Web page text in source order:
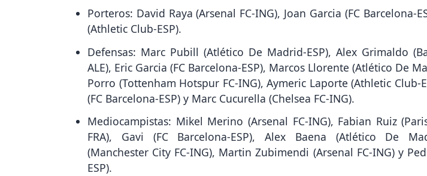
Porteros: David Raya (Arsenal FC-ING), Joan Garcia (FC Barcelona-
(Athletic Club-ESP).
Defensas: Marc Pubill (Atlético De Madrid-ESP), Alex Grimaldo
ALE), Eric Garcia (FC Barcelona-ESP), Marcos Llorente (Atlético De
Porro (Tottenham Hotspur FC-ING), Aymeric Laporte (Athletic Club-
(FC Barcelona-ESP) y Marc Cucurella (Chelsea FC-ING).
Mediocampistas: Mikel Merino (Arsenal FC-ING), Fabian Ruiz
FRA), Gavi (FC Barcelona-ESP), Alex Baena (Atlético De
(Manchester City FC-ING), Martin Zubimendi (Arsenal FC-ING) y
ESP).